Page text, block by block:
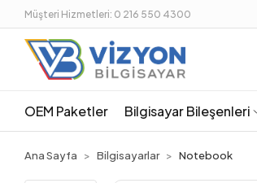
Müşteri Hizmetleri: 0 216 550 4300
OEM Paketler Bilgisayar Bileşenleri
Ana Sayfa Bilgisayarlar Notebook